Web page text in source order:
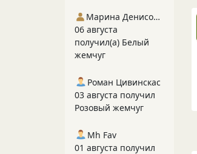
Марина Денисова 5
06 августа
получил(а) Белый
жемчуг
Роман Цивинскас
03 августа получил
Розовый жемчуг
Mh Fav
01 августа получил